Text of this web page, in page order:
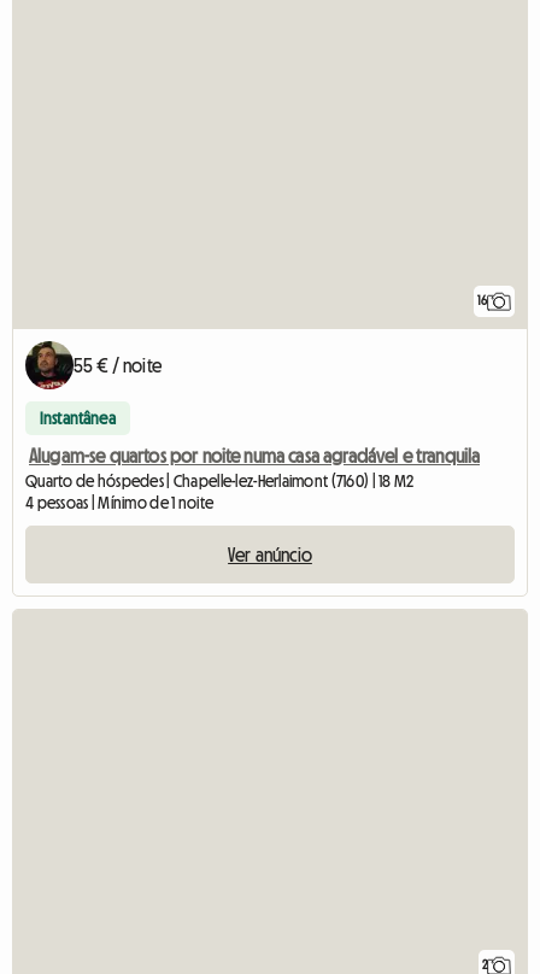
16
55 € / noite
Instantânea
Alugam-se quartos por noite numa casa agradável e tranquila
Quarto de hóspedes | Chapelle-lez-Herlaimont (7160) | 18 M2
4 pessoas | Mínimo de 1 noite
Ver anúncio
2